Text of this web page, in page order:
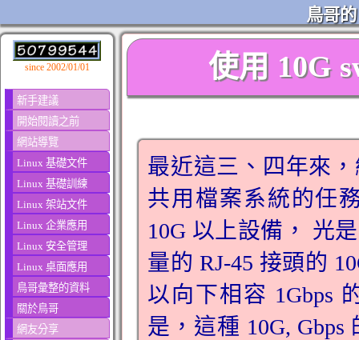
鳥哥
since 2002/01/01
新手建議
開始閱讀之前
網站導覽
Linux 基礎文件
Linux 基礎訓練
Linux 架站文件
Linux 企業應用
Linux 安全管理
Linux 桌面應用
鳥哥彙整的資料
關於鳥哥
網友分享
使用 10G
最近這三、四年來
共用檔案系統的任
10G 以上設備， 光
量的 RJ-45 接頭的
以向下相容 1Gbps
是，這種 10G,